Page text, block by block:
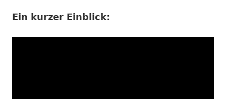
Ein kurzer Einblick: